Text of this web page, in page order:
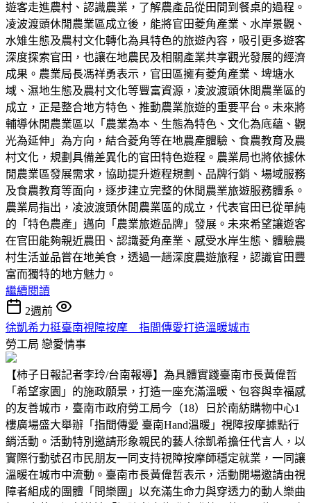
遊客走進農村、認識農業，了解農產品從田間到餐桌的過程。
凌波渡頭休閒農業區成立後，能將官田菱角產業、水岸景觀、
水雉生態及農村文化轉化為具特色的旅遊內容，吸引更多遊客
深度探索官田，也讓在地農民及相關產業共享觀光發展的經濟
成果。農業局長馮祥勇表示，官田區擁有菱角產業、埤塘水
域、濕地生態及農村文化等豐富資源，凌波渡頭休閒農業區的
成立，正是整合地方特色、推動農業旅遊的重要平台。未來將
輔導休閒農業區以「農業為本、生態為特色、文化為底蘊、觀
光為延伸」為方向，結合菱角等在地農產體驗、食農教育及農
村文化，規劃具備差異化的官田特色遊程。農業局也將依據休
閒農業區發展需求，協助提升遊程規劃、品牌行銷、場域服務
及食農教育等面向，逐步建立完整的休閒農業旅遊服務體系。
農業局指出，凌波渡頭休閒農業區的成立，代表官田已從單純
的「特色農產」邁向「農業旅遊品牌」發展。未來希望讓遊客
在官田能夠親近農田、認識菱角產業、感受水岸生態、體驗農
村生活並品嘗在地美食，透過一趟深度農遊旅程，認識官田豐
富而獨特的地方魅力。
繼續閱讀
2週前
徐凱希力挺臺南視障按摩 指間傳愛打造溫暖城市
勞工局 戀愛情事
【柿子日報記者李玲/台南報導】為具體實踐臺南市長黃偉哲
「希望家園」的施政願景，打造一座充滿溫暖、包容與幸福感
的友善城市，臺南市政府勞工局今（18）日於南紡購物中心1
樓廣場盛大舉辦「指間傳愛 臺南Hand溫暖」視障按摩據點行
銷活動。活動特別邀請形象親民的藝人徐凱希擔任代言人，以
實際行動號召市民朋友一同支持視障按摩師穩定就業，一同讓
溫暖在城市中流動。臺南市長黃偉哲表示，活動開場邀請由視
障者組成的團體「問樂團」以充滿生命力與穿透力的動人樂曲